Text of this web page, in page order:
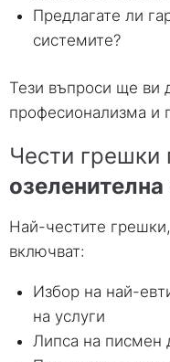
Предлагате ли
системите?
Тези въпроси ще ви
професионализма и
Чести грешки
Най-честите грешки,
включват:
Избор на най-
на услуги
Липса на писмен